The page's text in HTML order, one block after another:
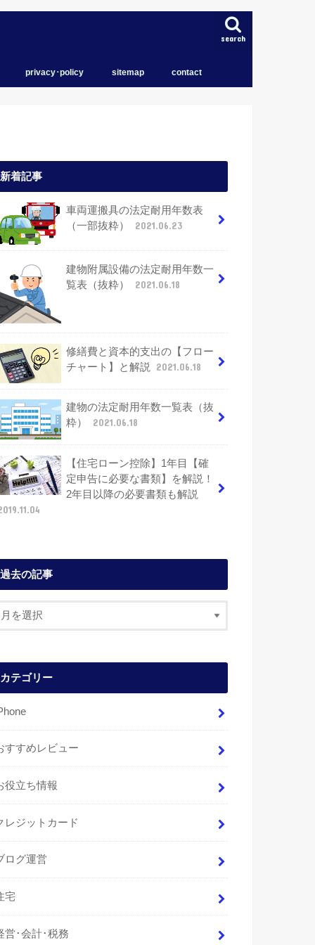
search
privacy･policy sitemap contact
新着記事
車両運搬具の法定耐用年数表
（一部抜粋）
2021.06.23
建物附属設備の法定耐用年数一
覧表（抜粋）
2021.06.18
修繕費と資本的支出の【フロー
チャート】と解説
2021.06.18
建物の法定耐用年数一覧表（抜
粋）
2021.06.18
【住宅ローン控除】1年目【確
定申告に必要な書類】を解説！
2年目以降の必要書類も解説
過去の記事
カテゴリー
すすめレビュー
役立ち情報
レジットカード
ログ運営
宅
営･会計･税務